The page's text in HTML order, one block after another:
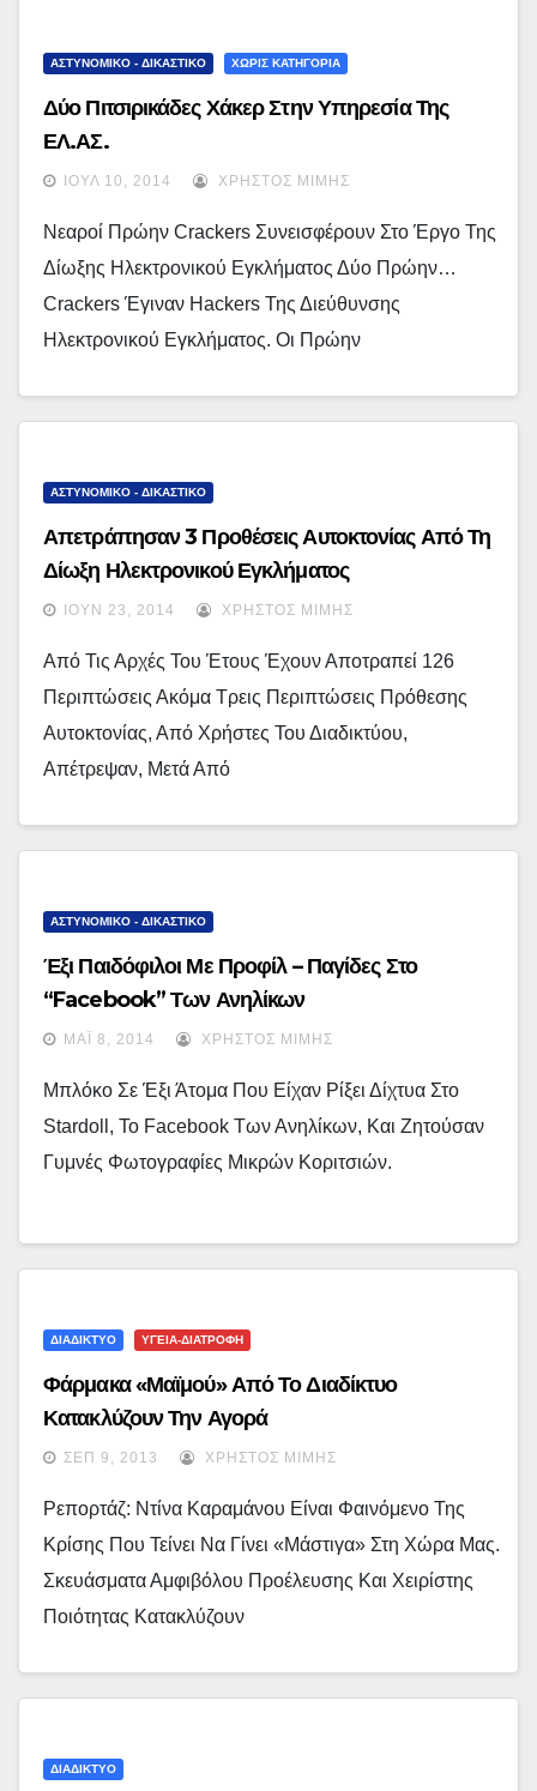
ΑΣΤΥΝΟΜΙΚΟ - ΔΙΚΑΣΤΙΚΟ ΧΩΡΊΣ ΚΑΤΗΓΟΡΊΑ
Δύο Πιτσιρικάδες Χάκερ Στην Υπηρεσία Της
ΕΛ.ΑΣ.
ΙΟΎΛ 10, 2014 ΧΡΉΣΤΟΣ ΜΊΜΗΣ
Νεαροί Πρώην Crackers Συνεισφέρουν Στο Έργο Της
Δίωξης Ηλεκτρονικού Εγκλήματος Δύο Πρώην…
Crackers Έγιναν Hackers Της Διεύθυνσης
Ηλεκτρονικού Εγκλήματος. Οι Πρώην
ΑΣΤΥΝΟΜΙΚΟ - ΔΙΚΑΣΤΙΚΟ
Απετράπησαν 3 Προθέσεις Αυτοκτονίας Από Τη
Δίωξη Ηλεκτρονικού Εγκλήματος
ΙΟΎΝ 23, 2014 ΧΡΉΣΤΟΣ ΜΊΜΗΣ
Από Τις Αρχές Του Έτους Έχουν Αποτραπεί 126
Περιπτώσεις Ακόμα Τρεις Περιπτώσεις Πρόθεσης
Αυτοκτονίας, Από Χρήστες Του Διαδικτύου,
Απέτρεψαν, Μετά Από
ΑΣΤΥΝΟΜΙΚΟ - ΔΙΚΑΣΤΙΚΟ
Έξι Παιδόφιλοι Με Προφίλ – Παγίδες Στο
“facebook” Των Ανηλίκων
ΜΆΙ 8, 2014 ΧΡΉΣΤΟΣ ΜΊΜΗΣ
Μπλόκο Σε Έξι Άτομα Που Είχαν Ρίξει Δίχτυα Στο
Stardoll, Το Facebook Των Ανηλίκων, Και Ζητούσαν
Γυμνές Φωτογραφίες Μικρών Κοριτσιών.
ΔΙΑΔΙΚΤΥΟ ΥΓΕΙΑ-ΔΙΑΤΡΟΦΗ
Φάρμακα «μαϊμού» Από Το Διαδίκτυο
Κατακλύζουν Την Αγορά
ΣΕΠ 9, 2013 ΧΡΉΣΤΟΣ ΜΊΜΗΣ
Ρεπορτάζ: Ντίνα Καραμάνου Είναι Φαινόμενο Της
Κρίσης Που Τείνει Να Γίνει «μάστιγα» Στη Χώρα Μας.
Σκευάσματα Αμφιβόλου Προέλευσης Και Χειρίστης
Ποιότητας Κατακλύζουν
ΔΙΑΔΙΚΤΥΟ